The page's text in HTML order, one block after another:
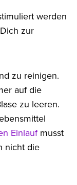
werden
zur
zu reinigen.
auf die
zu leeren.
Einlaufmusst
nicht die